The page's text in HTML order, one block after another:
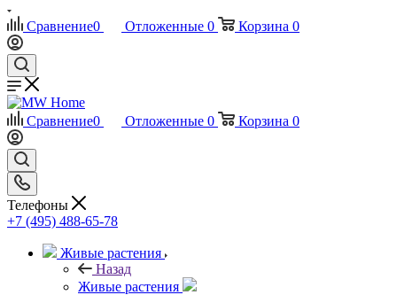
Сравнение0 Отложенные 0 Корзина 0
Сравнение0 Отложенные 0 Корзина 0
Телефоны
+7 (495) 488-65-78
Живые растения
Назад
Живые растения